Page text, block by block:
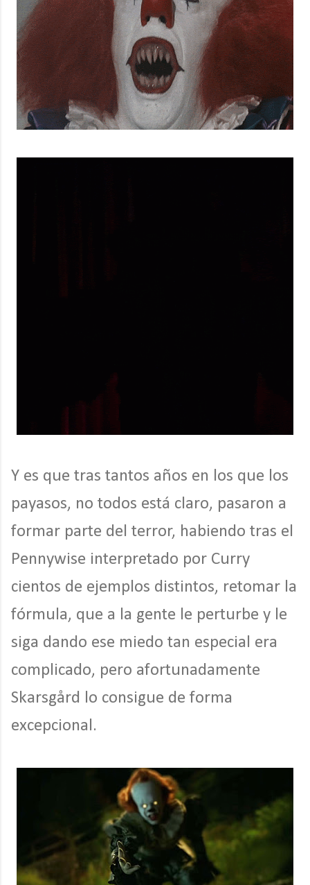
Y es que tras tantos años en los que los
payasos, no todos está claro, pasaron a
formar parte del terror, habiendo tras el
Pennywise interpretado por Curry
cientos de ejemplos distintos, retomar la
fórmula, que a la gente le perturbe y le
siga dando ese miedo tan especial era
complicado, pero afortunadamente
Skarsgård lo consigue de forma
excepcional.